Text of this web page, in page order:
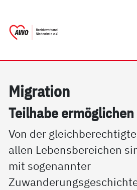
Mi­g­ra­ti­on
Teil­ha­be er­mög­li­chen
Von der
allen Lebensbereichen
mit sogenannter